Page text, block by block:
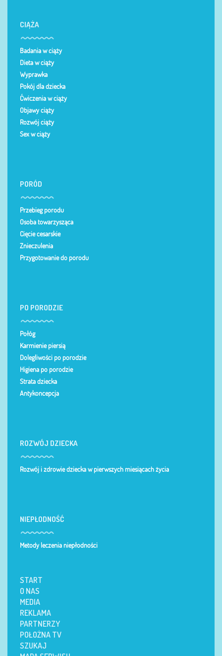
CIĄŻA
Badania w ciąży
Dieta w ciąży
Wyprawka
Pokój dla dziecka
Ćwiczenia w ciąży
Objawy ciąży
Rozwój ciąży
Sex w ciąży
PORÓD
Przebieg porodu
Osoba towarzysząca
Cięcie cesarskie
Znieczulenia
Przygotowanie do porodu
PO PORODZIE
Połóg
Karmienie piersią
Dolegliwości po porodzie
Higiena po porodzie
Strata dziecka
Antykoncepcja
ROZWÓJ DZIECKA
Rozwój i zdrowie dziecka w pierwszych miesiącach życia
NIEPŁODNOŚĆ
Metody leczenia niepłodności
START
O NAS
MEDIA
REKLAMA
PARTNERZY
POŁOŻNA TV
SZUKAJ